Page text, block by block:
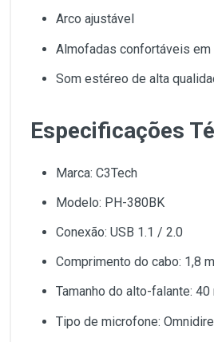
Arco ajustável
Almofadas confortáveis em
Som estéreo de alta
Especificações
Marca: C3Tech
Modelo: PH-380BK
Conexão: USB 1.1 / 2.0
Comprimento do cabo: 1,8
Tamanho do alto-falante: 40
Tipo de microfone: